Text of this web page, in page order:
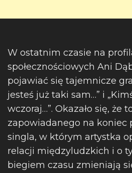
W ostatnim czasie na
społecznościowych Ani
pojawiać się tajemnicze
jesteś już taki sam…” i
wczoraj…”. Okazało się, że
zapowiadanego na koniec
singla, w którym artystka
relacji międzyludzkich i o
biegiem czasu zmieniają